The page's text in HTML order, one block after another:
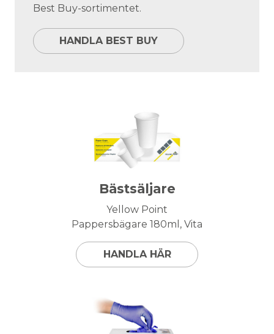
Best Buy-sortimentet.
HANDLA BEST BUY
Bästsäljare
Yellow Point
Pappersbägare 180ml, Vita
HANDLA HÄR